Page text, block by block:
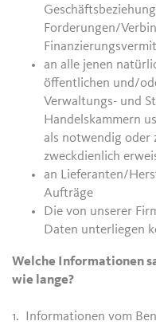
Forderungen/
an alle jenen
öffentlichen und/
Verwaltungs- und
Handelskammern
als notwendig oder
zweckdienlich
an Lieferanten/
Aufträge
Die von unserer
Daten unterliegen
Welche Informationen
wie lange?
1. Informationen vom